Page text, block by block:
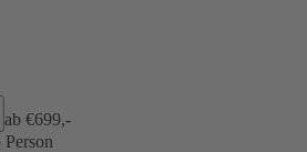
ab €699,-
Person